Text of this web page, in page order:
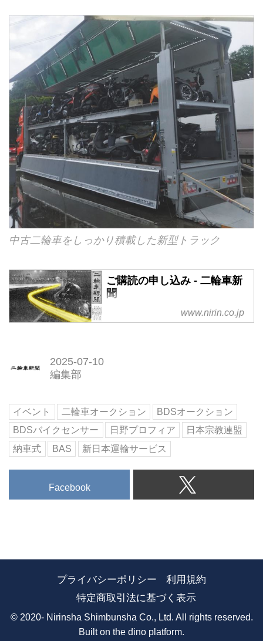
中古二輪車をしっかり積載した新型トラック
ご購読の申し込み - 二輪車新
聞
www.nirin.co.jp
2025-07-10
編集部
イベント 二輪車オークション
BDSオークション
BDSバイクセンサー
日野プロフィア
日本宗教連盟
納車式
BAS 新日本運輸サービス
Facebook
プライバシーポリシー
利用規約
特定商取引法に基づく表示
© 2020- Nirinsha Shimbunsha Co., Ltd. All rights reserved.
Built on the dino platform.